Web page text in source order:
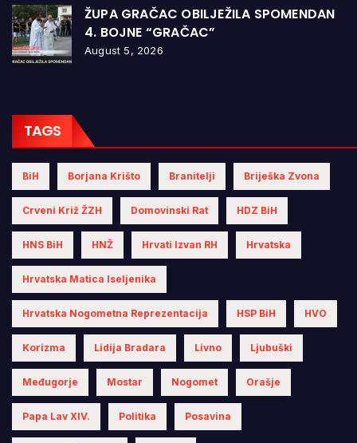
ŽUPA GRAČAC OBILJEŽILA SPOMENDAN
4. BOJNE “GRAČAC”
August 5, 2026
TAGS
BiH Borjana Krišto Branitelji Briješka Zvona
Crveni Križ ŽZH Domovinski Rat HDZ BiH
HNS BiH HNŽ Hrvati Izvan RH Hrvatska
Hrvatska Matica Iseljenika
Hrvatska Nogometna Reprezentacija HSP BiH HVO
Korizma Lidija Bradara Livno Ljubuški
Međugorje Mostar Nogomet Orašje
Papa Lav XIV. Politika Posavina